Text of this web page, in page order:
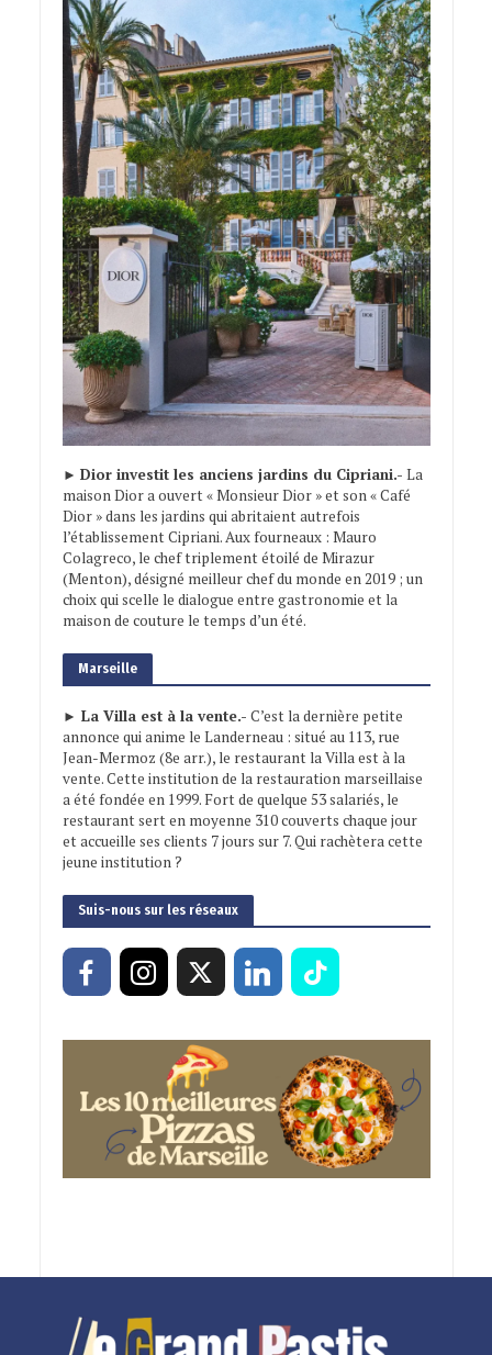
► Dior investit les anciens jardins du Cipriani.- La
maison Dior a ouvert « Monsieur Dior » et son « Café
Dior » dans les jardins qui abritaient autrefois
l’établissement Cipriani. Aux fourneaux : Mauro
Colagreco, le chef triplement étoilé de Mirazur
(Menton), désigné meilleur chef du monde en 2019 ; un
choix qui scelle le dialogue entre gastronomie et la
maison de couture le temps d’un été.
Marseille
► La Villa est à la vente.- C’est la dernière petite
annonce qui anime le Landerneau : situé au 113, rue
Jean-Mermoz (8e arr.), le restaurant la Villa est à la
vente. Cette institution de la restauration marseillaise
a été fondée en 1999. Fort de quelque 53 salariés, le
restaurant sert en moyenne 310 couverts chaque jour
et accueille ses clients 7 jours sur 7. Qui rachètera cette
jeune institution ?
Suis-nous sur les réseaux